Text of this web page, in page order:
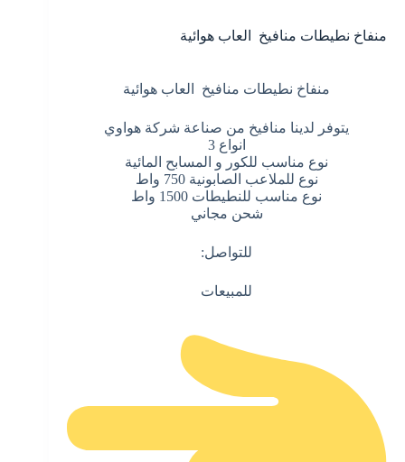
منفاخ نطيطات منافيخ العاب هوائية
منفاخ نطيطات منافيخ العاب هوائية
يتوفر لدينا منافيخ من صناعة شركة هواوي
انواع 3
نوع مناسب للكور و المسابح المائية
نوع للملاعب الصابونية 750 واط
نوع مناسب للنطيطات 1500 واط
شحن مجاني
للتواصل:
للمبيعات